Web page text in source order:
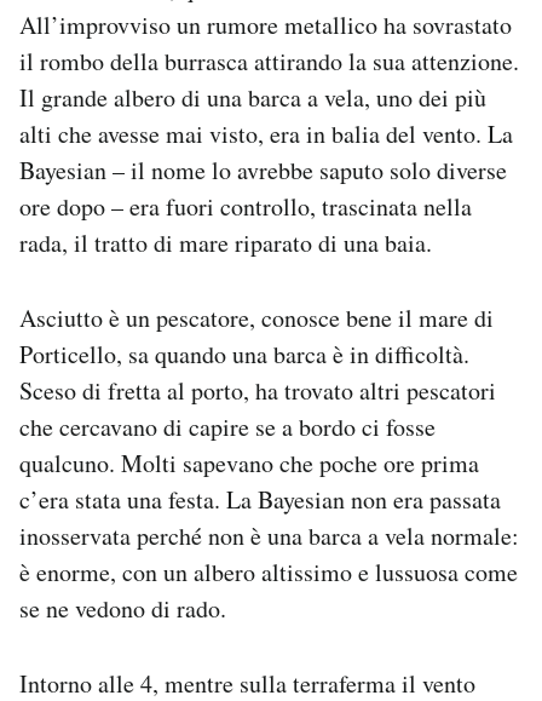
All’improvviso un rumore metallico ha sovrastato
il rombo della burrasca attirando la sua attenzione.
Il grande albero di una barca a vela, uno dei più
alti che avesse mai visto, era in balia del vento. La
Bayesian – il nome lo avrebbe saputo solo diverse
ore dopo – era fuori controllo, trascinata nella
rada, il tratto di mare riparato di una baia.
Asciutto è un pescatore, conosce bene il mare di
Porticello, sa quando una barca è in difficoltà.
Sceso di fretta al porto, ha trovato altri pescatori
che cercavano di capire se a bordo ci fosse
qualcuno. Molti sapevano che poche ore prima
c’era stata una festa. La Bayesian non era passata
inosservata perché non è una barca a vela normale:
è enorme, con un albero altissimo e lussuosa come
se ne vedono di rado.
Intorno alle 4, mentre sulla terraferma il vento